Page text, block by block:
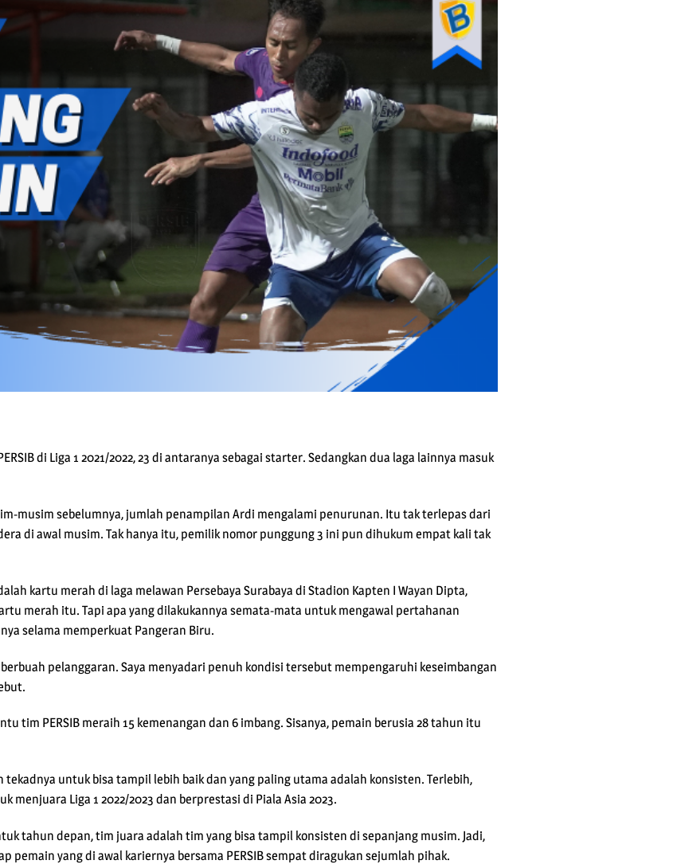
di Liga 1 2021/2022, 23 di antaranya sebagai starter. Sedangkan dua laga lainnya masuk
musim sebelumnya, jumlah penampilan Ardi mengalami penurunan. Itu tak terlepas dari
di awal musim. Tak hanya itu, pemilik nomor punggung 3 ini pun dihukum empat kali tak
kartu merah di laga melawan Persebaya Surabaya di Stadion Kapten I Wayan Dipta,
merah itu. Tapi apa yang dilakukannya semata-mata untuk mengawal pertahanan
selama memperkuat Pangeran Biru.
pelanggaran. Saya menyadari penuh kondisi tersebut mempengaruhi keseimbangan
tim PERSIB meraih 15 kemenangan dan 6 imbang. Sisanya, pemain berusia 28 tahun itu
untuk bisa tampil lebih baik dan yang paling utama adalah konsisten. Terlebih,
menjuara Liga 1 2022/2023 dan berprestasi di Piala Asia 2023.
tahun depan, tim juara adalah tim yang bisa tampil konsisten di sepanjang musim. Jadi,
pemain yang di awal kariernya bersama PERSIB sempat diragukan sejumlah pihak.